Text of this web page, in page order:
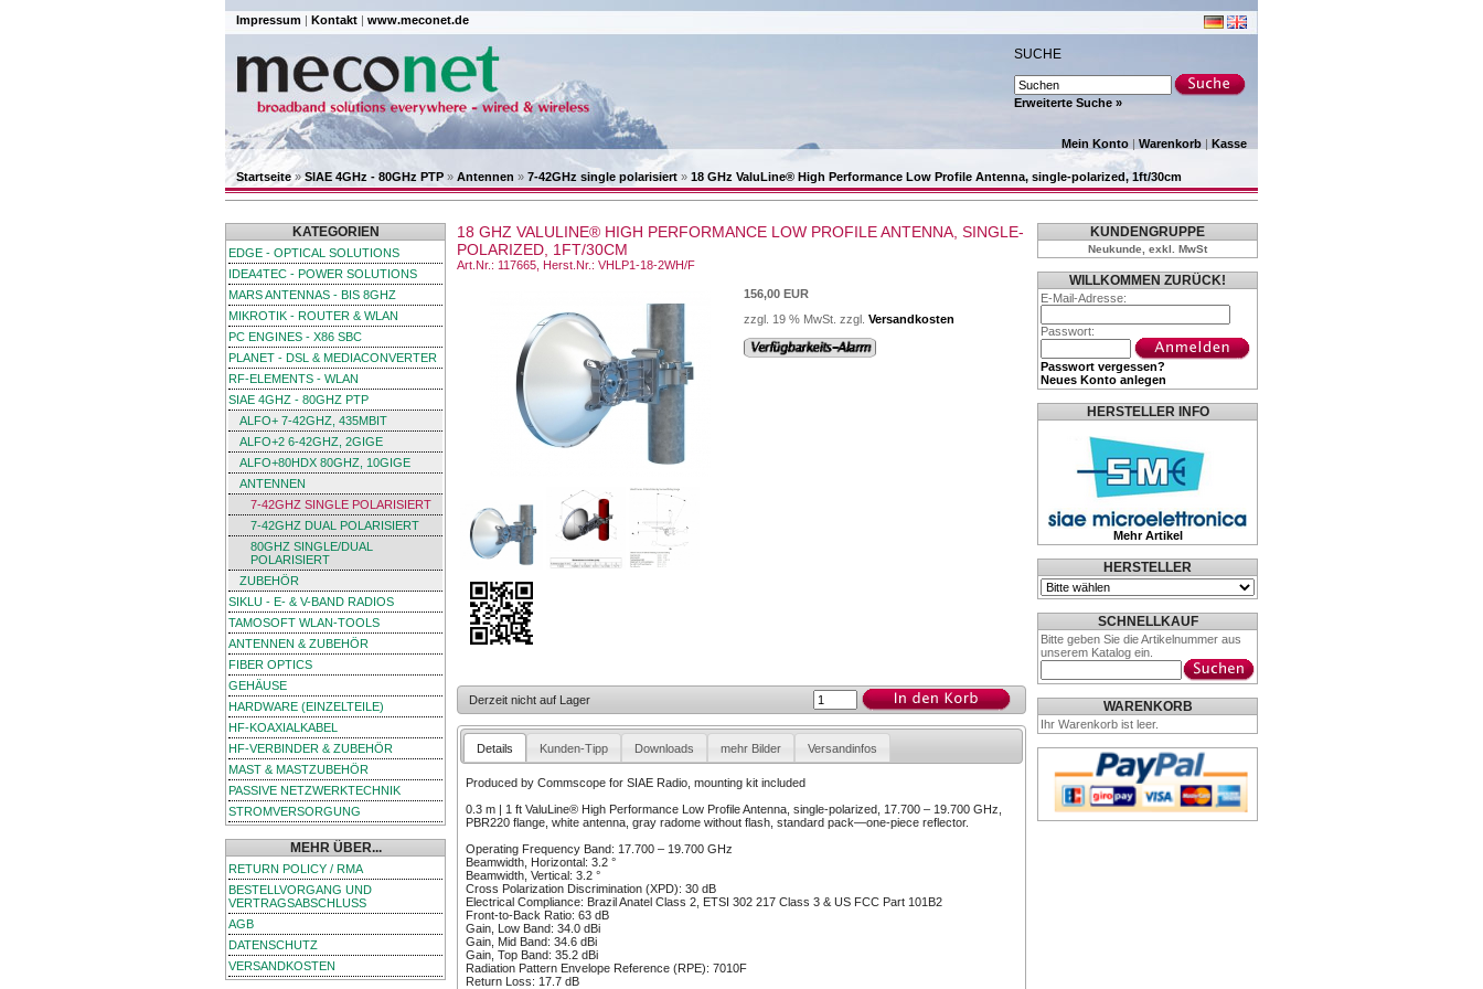
Impressum | Kontakt | www.meconet.de
SUCHE
Erweiterte Suche »
Mein Konto | Warenkorb | Kasse
Startseite»SIAE 4GHz - 80GHz PTP » Antennen » 7-42GHz single polarisiert » 18 GHz ValuLine® High Performance Low Profile Antenna, single-polarized, 1ft/30cm
KATEGORIEN
EDGE - OPTICAL SOLUTIONS
IDEA4TEC - POWER SOLUTIONS
MARS ANTENNAS - BIS 8GHZ
MIKROTIK - ROUTER & WLAN
PC ENGINES - X86 SBC
PLANET - DSL & MEDIACONVERTER
RF-ELEMENTS - WLAN
SIAE 4GHZ - 80GHZ PTP
ALFO+ 7-42GHZ, 435MBIT
ALFO+2 6-42GHZ, 2GIGE
ALFO+80HDX 80GHZ, 10GIGE
ANTENNEN
7-42GHZ SINGLE POLARISIERT
7-42GHZ DUAL POLARISIERT
80GHZ SINGLE/DUAL
POLARISIERT
ZUBEHÖR
SIKLU - E- & V-BAND RADIOS
TAMOSOFT WLAN-TOOLS
ANTENNEN & ZUBEHÖR
FIBER OPTICS
GEHÄUSE
HARDWARE (EINZELTEILE)
HF-KOAXIALKABEL
HF-VERBINDER & ZUBEHÖR
MAST & MASTZUBEHÖR
PASSIVE NETZWERKTECHNIK
STROMVERSORGUNG
MEHR ÜBER...
RETURN POLICY / RMA
BESTELLVORGANG UND
VERTRAGSABSCHLUSS
AGB
DATENSCHUTZ
VERSANDKOSTEN
18 GHZ VALULINE® HIGH PERFORMANCE LOW PROFILE ANTENNA, SINGLE-
POLARIZED, 1FT/30CM
Art.Nr.: 117665, Herst.Nr.: VHLP1-18-2WH/F
156,00 EUR
zzgl. 19 % MwSt. zzgl. Versandkosten
Derzeit nicht auf Lager
Details Kunden-Tipp Downloads mehr Bilder Versandinfos
Produced by Commscope for SIAE Radio, mounting kit included
0.3 m | 1 ft ValuLine® High Performance Low Profile Antenna, single-polarized, 17.700 – 19.700 GHz,
PBR220 flange, white antenna, gray radome without flash, standard pack—one-piece reflector.
Operating Frequency Band: 17.700 – 19.700 GHz
Beamwidth, Horizontal: 3.2 °
Beamwidth, Vertical: 3.2 °
Cross Polarization Discrimination (XPD): 30 dB
Electrical Compliance: Brazil Anatel Class 2, ETSI 302 217 Class 3 & US FCC Part 101B2
Front-to-Back Ratio: 63 dB
Gain, Low Band: 34.0 dBi
Gain, Mid Band: 34.6 dBi
Gain, Top Band: 35.2 dBi
Radiation Pattern Envelope Reference (RPE): 7010F
Return Loss: 17.7 dB
KUNDENGRUPPE
Neukunde, exkl. MwSt
WILLKOMMEN ZURÜCK!
E-Mail-Adresse:
Passwort:
Passwort vergessen?
Neues Konto anlegen
HERSTELLER INFO
Mehr Artikel
HERSTELLER
SCHNELLKAUF
Bitte geben Sie die Artikelnummer aus
unserem Katalog ein.
WARENKORB
Ihr Warenkorb ist leer.